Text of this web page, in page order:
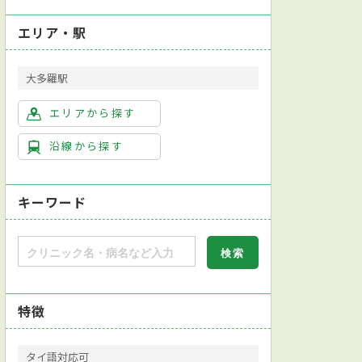
エリア・駅
大多羅駅
エリアから探す
沿線から探す
キーワード
特徴
タイ語対応可